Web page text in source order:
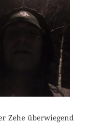
Zehe überwiegend